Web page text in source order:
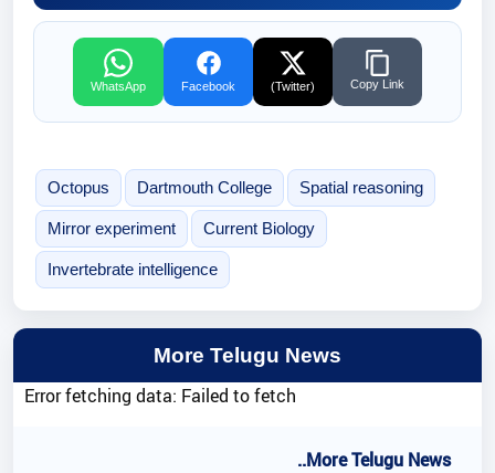
WhatsApp Facebook (Twitter) Copy Link
Octopus Dartmouth College Spatial reasoning
Mirror experiment Current Biology
Invertebrate intelligence
More Telugu News
Error fetching data: Failed to fetch
..More Telugu News